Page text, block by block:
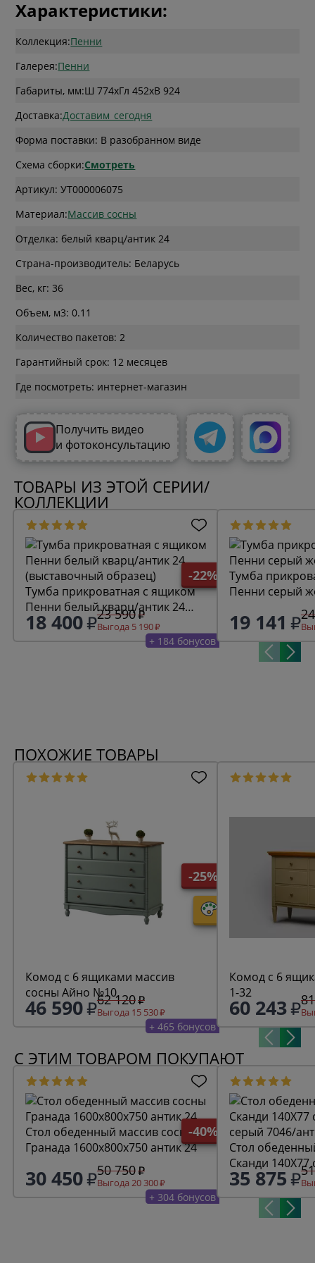
Характеристики:
Коллекция:Пенни
Галерея:Пенни
Габариты, мм:Ш 774xГл 452xВ 924
Доставка:Доставим_сегодня
Форма поставки: В разобранном виде
Схема сборки:Смотреть
Артикул: УТ000006075
Материал:Массив сосны
Отделка: белый кварц/антик 24
Страна-производитель: Беларусь
Вес, кг: 36
Объем, м3: 0.11
Количество пакетов: 2
Гарантийный срок: 12 месяцев
Где посмотреть: интернет-магазин
Получить видео
и фотоконсультацию
ТОВАРЫ ИЗ ЭТОЙ СЕРИИ/
КОЛЛЕКЦИИ
-22%
Тумба прикроватная с ящиком
Пенни белый кварц/антик 24
(выставочный образец)
18 400 23 590
Выгода 5 190
+ 184 бонусов
Тумба
Пенни серый
19 141
ПОХОЖИЕ ТОВАРЫ
-25%
Комод с 6 ящиками массив
сосны Айно №10
46 590 62 120
Выгода 15 530
+ 465 бонусов
Комод с 6
1-32
60 243
С ЭТИМ ТОВАРОМ ПОКУПАЮТ
-40%
Стол обеденный массив сосны
Гранада 1600х800х750 антик 24
30 450 50 750
Выгода 20 300
+ 304 бонусов
Стол
Сканди 140Х77
серый 7046/
35 875